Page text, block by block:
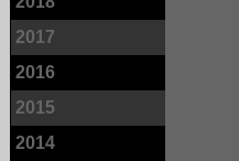
2017
2016
2015
2014